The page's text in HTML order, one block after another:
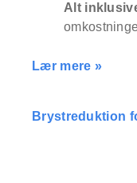
Alt
Lær mere »
Brystreduktion